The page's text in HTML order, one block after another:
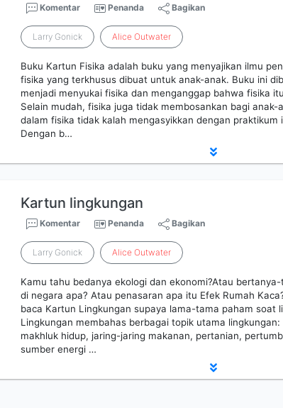
Komentar Penanda Bagikan
Larry Gonick Alice Outwater
Buku Kartun Fisika adalah buku yang menyajikan ilmu
fisika yang terkhusus dibuat untuk anak-anak. Buku ini
menjadi menyukai fisika dan menganggap bahwa fisika
Selain mudah, fisika juga tidak membosankan bagi anak-
dalam fisika tidak kalah mengasyikkan dengan praktikum
Dengan b…
Kartun lingkungan
Komentar Penanda Bagikan
Larry Gonick Alice Outwater
Kamu tahu bedanya ekologi dan ekonomi?Atau
di negara apa? Atau penasaran apa itu Efek Rumah
baca Kartun Lingkungan supaya lama-tama paham soat
Lingkungan membahas berbagai topik utama
makhluk hidup, jaring-jaring makanan, pertanian,
sumber energi …